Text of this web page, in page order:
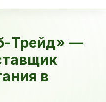
Трейд» —
в